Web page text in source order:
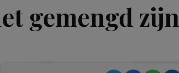
gemengd zijn